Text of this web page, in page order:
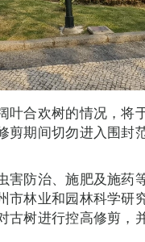
叶合欢树的情况，将
剪期间切勿进入围封
害防治、施肥及施药
林业和园林科学研
古树进行控高修剪，